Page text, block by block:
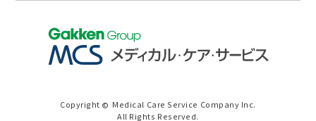
Copyright © Medical Care Service Company Inc.
All Rights Reserved.